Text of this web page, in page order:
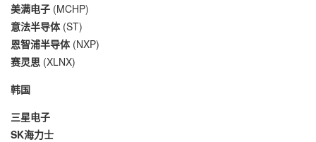
美满电子 (MCHP)
意法半导体(ST)
恩智浦半导体(NXP)
赛灵思 (XLNX)
韩国
三星电子
SK海力士